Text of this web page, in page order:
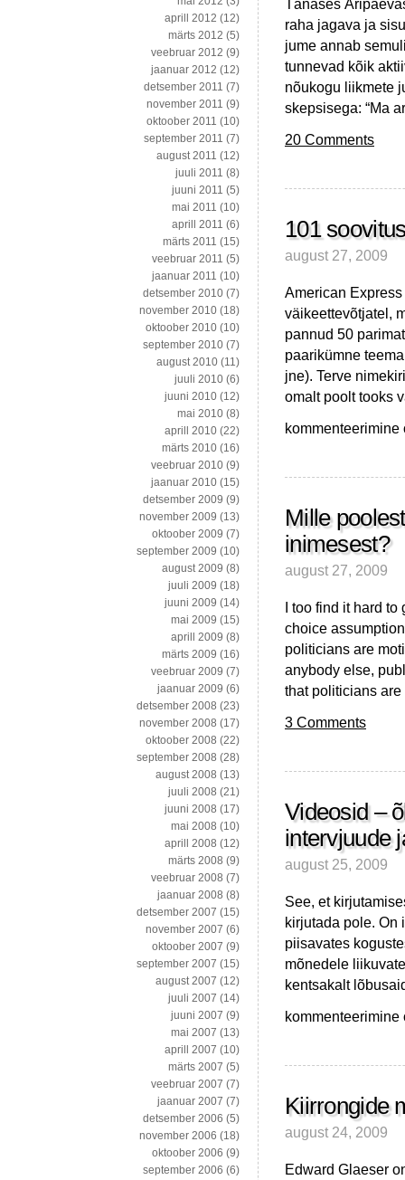
Tänases
raha jagava ja
jume annab
tunnevad kõik
nõukogu liikmete
skepsisega: “Ma
20 Comments
101
august 27, 2009
American
väikeettevõtjatel,
pannud 50
paarikümne
jne). Terve
omalt poolt tooks
101
parimalt
väikeettevõtjalt
Mille
inimesest?
august 27, 2009
I too find it hard to
choice
politicians are
anybody else,
that politicians
3 Comments
Videosid –
intervjuude
august 25, 2009
See, et
kirjutada pole. On
piisavates
mõnedele
kentsakalt
Videosid
lahkamiste,
ja
ettekanneteni
Kiirrongide
august 24, 2009
Edward Glaeser
aprill 2012 (12)
märts 2012 (5)
veebruar 2012 (9)
jaanuar 2012 (12)
detsember 2011 (7)
november 2011 (9)
oktoober 2011 (10)
september 2011 (7)
august 2011 (12)
juuli 2011 (8)
juuni 2011 (5)
mai 2011 (10)
aprill 2011 (6)
märts 2011 (15)
veebruar 2011 (5)
jaanuar 2011 (10)
detsember 2010 (7)
november 2010 (18)
oktoober 2010 (10)
september 2010 (7)
august 2010 (11)
juuli 2010 (6)
juuni 2010 (12)
mai 2010 (8)
aprill 2010 (22)
märts 2010 (16)
veebruar 2010 (9)
jaanuar 2010 (15)
detsember 2009 (9)
november 2009 (13)
oktoober 2009 (7)
september 2009 (10)
august 2009 (8)
juuli 2009 (18)
juuni 2009 (14)
mai 2009 (15)
aprill 2009 (8)
märts 2009 (16)
veebruar 2009 (7)
jaanuar 2009 (6)
detsember 2008 (23)
november 2008 (17)
oktoober 2008 (22)
september 2008 (28)
august 2008 (13)
juuli 2008 (21)
juuni 2008 (17)
mai 2008 (10)
aprill 2008 (12)
märts 2008 (9)
veebruar 2008 (7)
jaanuar 2008 (8)
detsember 2007 (15)
november 2007 (6)
oktoober 2007 (9)
september 2007 (15)
august 2007 (12)
juuli 2007 (14)
juuni 2007 (9)
mai 2007 (13)
aprill 2007 (10)
märts 2007 (5)
veebruar 2007 (7)
jaanuar 2007 (7)
detsember 2006 (5)
november 2006 (18)
oktoober 2006 (9)
september 2006 (6)